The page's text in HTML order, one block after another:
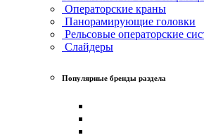
Операторские краны
Панорамирующие головки
Рельсовые операторские
Слайдеры
Популярные бренды раздела